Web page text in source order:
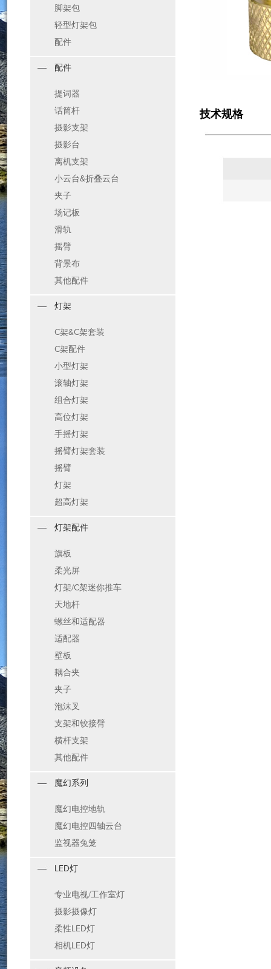
脚架包
轻型灯架包
配件
配件
提词器
话筒杆
摄影支架
摄影台
离机支架
小云台&折叠云台
夹子
场记板
滑轨
摇臂
背景布
其他配件
灯架
C架&C架套装
C架配件
小型灯架
滚轴灯架
组合灯架
高位灯架
手摇灯架
摇臂灯架套装
摇臂
灯架
超高灯架
灯架配件
旗板
柔光屏
灯架/C架迷你推车
天地杆
螺丝和适配器
适配器
壁板
耦合夹
夹子
泡沫叉
支架和铰接臂
横杆支架
其他配件
魔幻系列
魔幻电控地轨
魔幻电控四轴云台
监视器兔笼
LED灯
专业电视/工作室灯
摄影摄像灯
柔性LED灯
相机LED灯
技术规格